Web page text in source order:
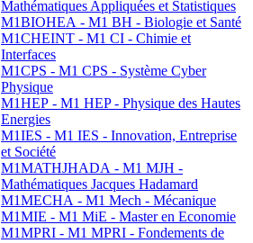
Mathématiques Appliquées et Statistiques
M1BIOHEA - M1 BH - Biologie et Santé
M1CHEINT - M1 CI - Chimie et
Interfaces
M1CPS - M1 CPS - Système Cyber
Physique
M1HEP - M1 HEP - Physique des Hautes
Energies
M1IES - M1 IES - Innovation, Entreprise
et Société
M1MATHJHADA - M1 MJH -
Mathématiques Jacques Hadamard
M1MECHA - M1 Mech - Mécanique
M1MIE - M1 MiE - Master en Economie
M1MPRI - M1 MPRI - Fondements de